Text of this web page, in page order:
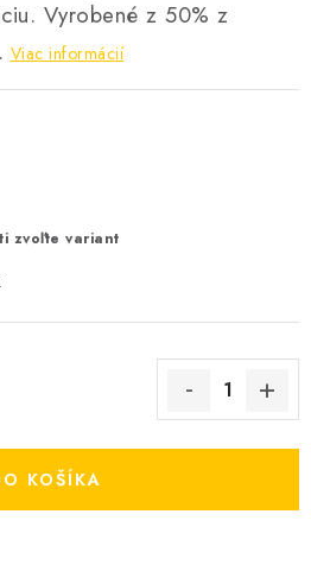
Vyrobené z 50% z
Viac informácií
zvoľte variant
KOŠÍKA